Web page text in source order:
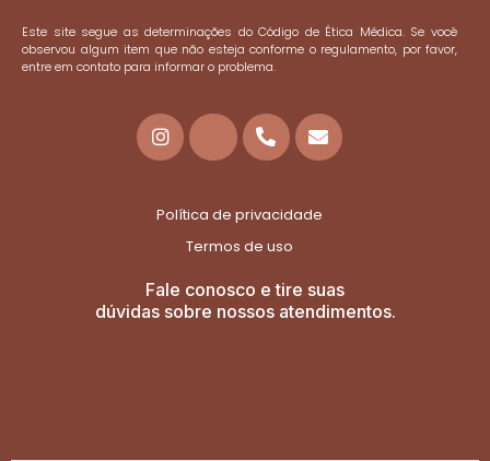
Este site segue as determinações do Código de Ética Médica. Se você
observou algum item que não esteja conforme o regulamento, por favor,
entre em contato para informar o problema.
Política de privacidade
Termos de uso
Fale conosco e tire suas
dúvidas sobre nossos atendimentos.